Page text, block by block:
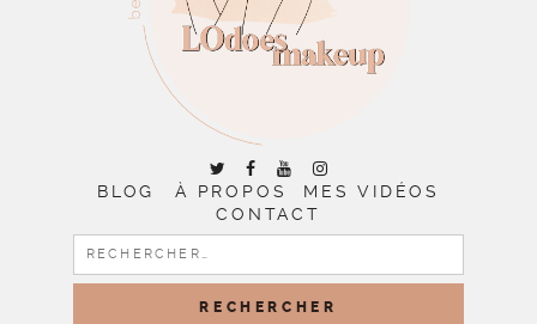
BLOG À PROPOS
MES VIDÉOS
CONTACT
RECHERCHER :